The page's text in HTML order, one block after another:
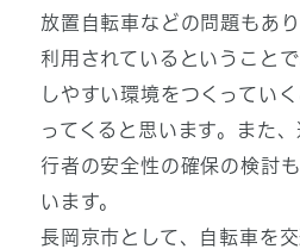
放置自転車などの問題もあ
利用されているということ
しやすい環境をつくってい
ってくると思います。また
行者の安全性の確保の検討
います。
長岡京市として、自転車を